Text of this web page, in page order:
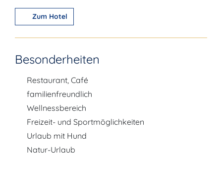
Zum Hotel
Besonderheiten
Restaurant, Café
familienfreundlich
Wellnessbereich
Freizeit- und Sportmöglichkeiten
Urlaub mit Hund
Natur-Urlaub